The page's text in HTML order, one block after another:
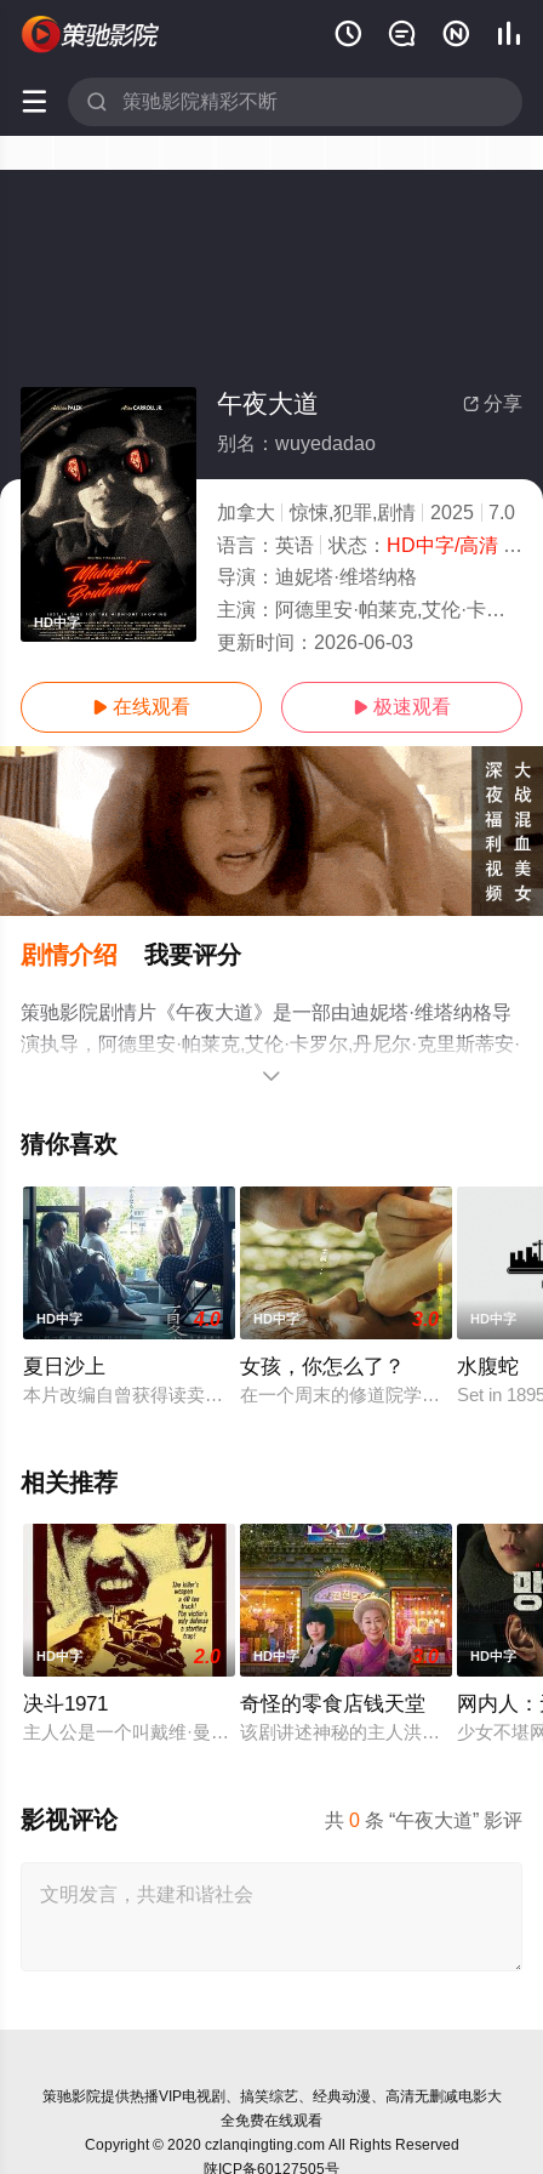
   
 
HD中字
 分享
午夜大道
别名：wuyedadao
加拿大 惊悚,犯罪,剧情 2025
7.0
语言： 英语 状态： HD中字/高清- 免费在线观看
导演： 迪妮塔·维塔纳格
主演： 阿德里安·帕莱克,艾伦·卡罗尔,丹尼尔·克里斯蒂安·琼斯
更新时间： 2026-06-03
 在线观看  极速观看
剧情介绍 我要评分
策驰影院剧情片《午夜大道》是一部由迪妮塔·维塔纳格导
演执导，阿德里安·帕莱克,艾伦·卡罗尔,丹尼尔·克里斯蒂安·
琼斯等演员精彩演绎的加拿大电影，手机免费观看高清未
步至豆瓣电影、电视猫或剧情网等平台了解。

猜你喜欢
HD中字 4.0
夏日沙上
本片改编自曾获得读卖文学奖戏曲·剧本奖的松田正隆所著舞台
HD中字 3.0
女孩，你怎么了？
在一个周末的修道院学校合唱团排练
HD中字
水腹蛇
Set in
相关推荐
HD中字 2.0
决斗1971
主人公是一个叫戴维·曼恩（丹尼斯·韦弗 Dennis Weaver 饰）
HD中字 3.0
奇怪的零食店钱天堂
该剧讲述神秘的主人洪子卖能够实现
HD中字
网内人
少女不堪
共0 条 “午夜大道” 影评
影视评论
策驰影院提供热播VIP电视剧、搞笑综艺、经典动漫、高清无删减电影大
全免费在线观看
Copyright © 2020 czlanqingting.com All Rights Reserved
陕ICP备60127505号